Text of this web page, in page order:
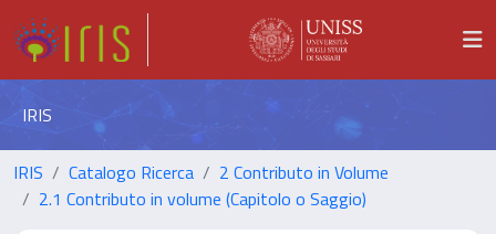
IRIS
IRIS Catalogo Ricerca
2 Contributo in Volume
2.1 Contributo in volume (Capitolo o Saggio)